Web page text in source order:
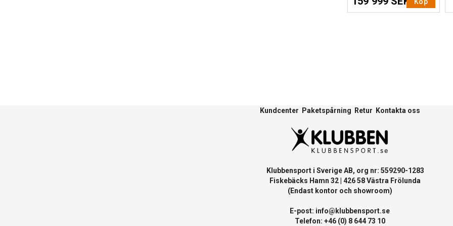
Kundcenter Paketspårning Retur Kontakta oss
Klubbensport i Sverige AB, org nr: 559290-1283
Fiskebäcks Hamn 32 | 426 58 Västra Frölunda
(Endast kontor och showroom)
E-post: info@klubbensport.se
Telefon: +46 (0) 8 644 73 10